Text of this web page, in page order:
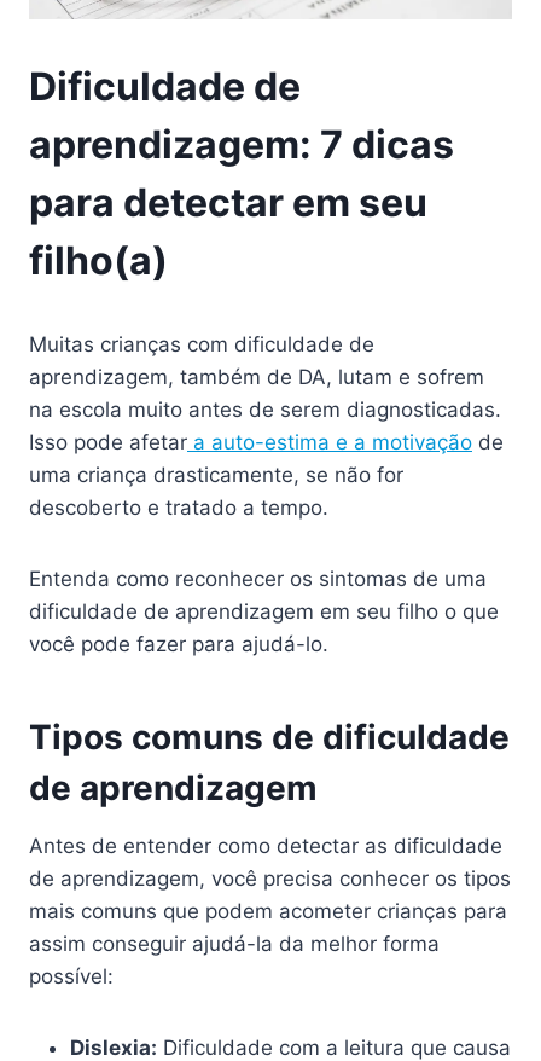
Dificuldade de
aprendizagem: 7 dicas
para detectar em seu
filho(a)
Muitas crianças com dificuldade de
aprendizagem, também de DA, lutam e sofrem
na escola muito antes de serem diagnosticadas.
Isso pode afetar a auto-estima e a motivação de
uma criança drasticamente, se não for
descoberto e tratado a tempo.
Entenda como reconhecer os sintomas de uma
dificuldade de aprendizagem em seu filho o que
você pode fazer para ajudá-lo.
Tipos comuns de dificuldade
de aprendizagem
Antes de entender como detectar as dificuldade
de aprendizagem, você precisa conhecer os tipos
mais comuns que podem acometer crianças para
assim conseguir ajudá-la da melhor forma
possível:
Dislexia: Dificuldade com a leitura que causa